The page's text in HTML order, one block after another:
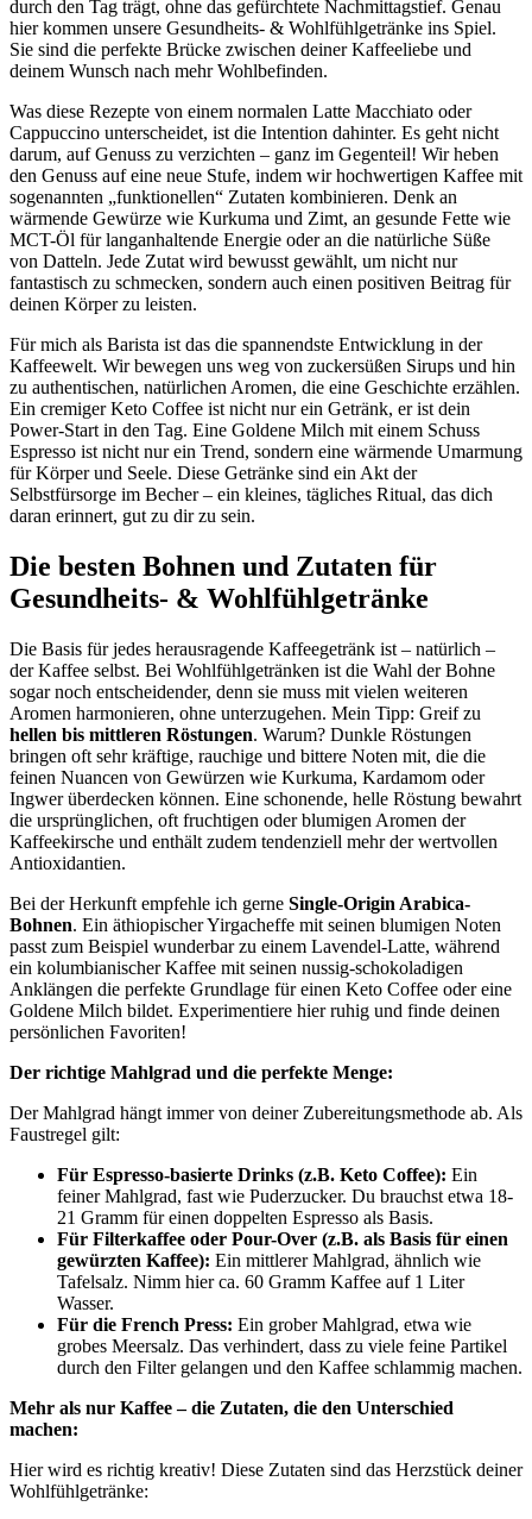
durch den Tag trägt, ohne das gefürchtete Nachmittagstief. Genau
hier kommen unsere Gesundheits- & Wohlfühlgetränke ins Spiel.
Sie sind die perfekte Brücke zwischen deiner Kaffeeliebe und
deinem Wunsch nach mehr Wohlbefinden.
Was diese Rezepte von einem normalen Latte Macchiato oder
Cappuccino unterscheidet, ist die Intention dahinter. Es geht nicht
darum, auf Genuss zu verzichten – ganz im Gegenteil! Wir heben
den Genuss auf eine neue Stufe, indem wir hochwertigen Kaffee mit
sogenannten „funktionellen“ Zutaten kombinieren. Denk an
wärmende Gewürze wie Kurkuma und Zimt, an gesunde Fette wie
MCT-Öl für langanhaltende Energie oder an die natürliche Süße
von Datteln. Jede Zutat wird bewusst gewählt, um nicht nur
fantastisch zu schmecken, sondern auch einen positiven Beitrag für
deinen Körper zu leisten.
Für mich als Barista ist das die spannendste Entwicklung in der
Kaffeewelt. Wir bewegen uns weg von zuckersüßen Sirups und hin
zu authentischen, natürlichen Aromen, die eine Geschichte erzählen.
Ein cremiger Keto Coffee ist nicht nur ein Getränk, er ist dein
Power-Start in den Tag. Eine Goldene Milch mit einem Schuss
Espresso ist nicht nur ein Trend, sondern eine wärmende Umarmung
für Körper und Seele. Diese Getränke sind ein Akt der
Selbstfürsorge im Becher – ein kleines, tägliches Ritual, das dich
daran erinnert, gut zu dir zu sein.
Die besten Bohnen und Zutaten für
Gesundheits- & Wohlfühlgetränke
Die Basis für jedes herausragende Kaffeegetränk ist – natürlich –
der Kaffee selbst. Bei Wohlfühlgetränken ist die Wahl der Bohne
sogar noch entscheidender, denn sie muss mit vielen weiteren
Aromen harmonieren, ohne unterzugehen. Mein Tipp: Greif zu
hellen bis mittleren Röstungen. Warum? Dunkle Röstungen
bringen oft sehr kräftige, rauchige und bittere Noten mit, die die
feinen Nuancen von Gewürzen wie Kurkuma, Kardamom oder
Ingwer überdecken können. Eine schonende, helle Röstung bewahrt
die ursprünglichen, oft fruchtigen oder blumigen Aromen der
Kaffeekirsche und enthält zudem tendenziell mehr der wertvollen
Antioxidantien.
Bei der Herkunft empfehle ich gerne Single-Origin Arabica-
Bohnen. Ein äthiopischer Yirgacheffe mit seinen blumigen Noten
passt zum Beispiel wunderbar zu einem Lavendel-Latte, während
ein kolumbianischer Kaffee mit seinen nussig-schokoladigen
Anklängen die perfekte Grundlage für einen Keto Coffee oder eine
Goldene Milch bildet. Experimentiere hier ruhig und finde deinen
persönlichen Favoriten!
Der richtige Mahlgrad und die perfekte Menge:
Der Mahlgrad hängt immer von deiner Zubereitungsmethode ab. Als
Faustregel gilt:
Für Espresso-basierte Drinks (z.B. Keto Coffee): Ein
feiner Mahlgrad, fast wie Puderzucker. Du brauchst etwa 18-
21 Gramm für einen doppelten Espresso als Basis.
Für Filterkaffee oder Pour-Over (z.B. als Basis für einen
gewürzten Kaffee): Ein mittlerer Mahlgrad, ähnlich wie
Tafelsalz. Nimm hier ca. 60 Gramm Kaffee auf 1 Liter
Wasser.
Für die French Press: Ein grober Mahlgrad, etwa wie
grobes Meersalz. Das verhindert, dass zu viele feine Partikel
durch den Filter gelangen und den Kaffee schlammig machen.
Mehr als nur Kaffee – die Zutaten, die den Unterschied
machen:
Hier wird es richtig kreativ! Diese Zutaten sind das Herzstück deiner
Wohlfühlgetränke: